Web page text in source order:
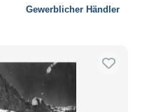
Gewerblicher Händler